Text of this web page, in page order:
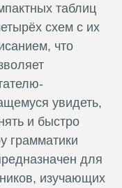
таблиц
схем с их
что
увидеть,
и быстро
грамматики
для
изучающих